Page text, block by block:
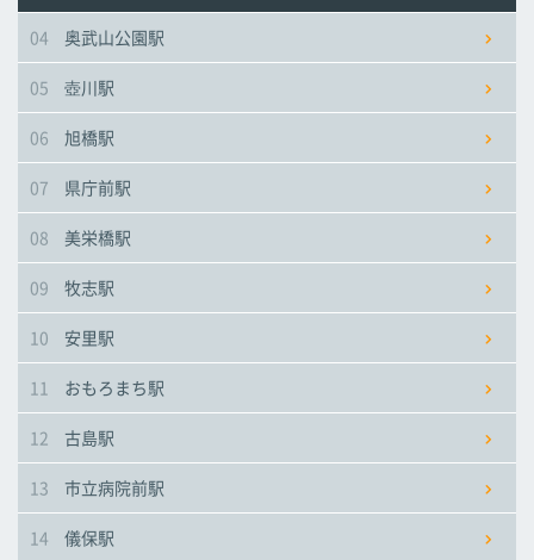
市立病院前駅
浦添前田駅
市立病院前駅
浦添前田駅
市立病院前駅
浦添前田駅
04 奥武山公園駅
05 壺川駅
06 旭橋駅
07 県庁前駅
08 美栄橋駅
09 牧志駅
10 安里駅
11 おもろまち駅
12 古島駅
13 市立病院前駅
14 儀保駅